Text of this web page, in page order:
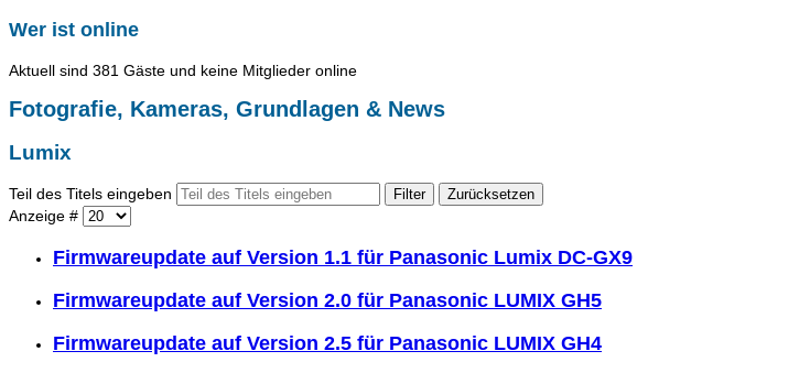
Wer ist online
Aktuell sind 381 Gäste und keine Mitglieder online
Fotografie, Kameras, Grundlagen & News
Lumix
Teil des Titels eingeben Filter Zurücksetzen
Anzeige #
Firmwareupdate auf Version 1.1 für Panasonic Lumix DC-GX9
Firmwareupdate auf Version 2.0 für Panasonic LUMIX GH5
Firmwareupdate auf Version 2.5 für Panasonic LUMIX GH4